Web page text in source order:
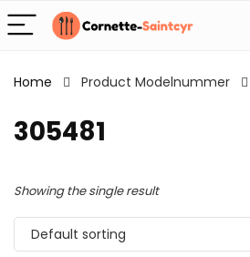
Home Product Modelnummer
305481
Showing the single result
Default sorting